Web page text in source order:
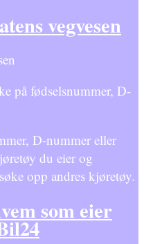
vegvesen
på fødselsnummer, D-
D-nummer eller
du eier og
opp andres kjøretøy.
som eier